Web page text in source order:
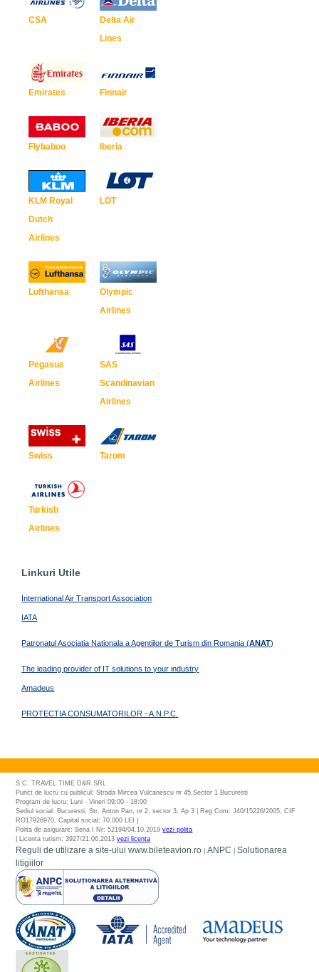
CSA
Delta Air
Lines
Emirates Finnair
Flybaboo Iberia
KLM Royal
Dutch
Airlines
LOT
Lufthansa
Olympic
Airlines
Pegasus
Airlines
SAS
Scandinavian
Airlines
Swiss Tarom
Turkish
Airlines
Linkuri Utile
International Air Transport Association
IATA
Patronatul Asociatia Nationala a Agentiilor de Turism din Romania (ANAT)
The leading provider of IT solutions to your industry
Amadeus
PROTECTIA CONSUMATORILOR - A.N.P.C.
S.C. TRAVEL TIME D&R SRL
Punct de lucru cu publicul: Strada Mircea Vulcanescu nr 45,Sector 1 Bucuresti
Program de lucru: Luni - Vineri 09:00 - 18:00
Sediul social: Bucuresti, Str. Anton Pan, nr 2, sector 3, Ap 3 | Reg Com: J40/15226/2005, CIF
RO17926970, Capital social: 70.000 LEI |
Polita de asigurare: Seria I Nr: 52194/04.10.2019vezi polita
| Licenta turism: 3927/21.06.2013vezi licenta
Reguli de utilizare a site-ului www.bileteavion.ro |ANPC |Solutionarea
litigiilor